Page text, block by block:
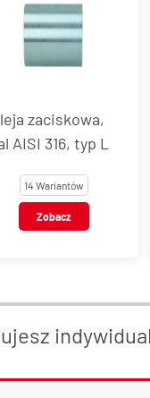
LDR, LD, LR,
węglowa
20 Wariantów
Zobacz